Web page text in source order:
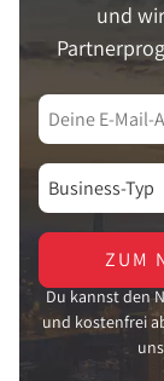
und
ZUM
Du kannst den
und kostenfrei